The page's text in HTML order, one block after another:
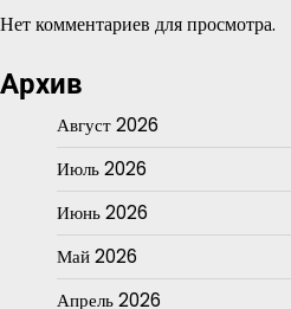
Нет комментариев для просмотра.
Архив
Август 2026
Июль 2026
Июнь 2026
Май 2026
Апрель 2026